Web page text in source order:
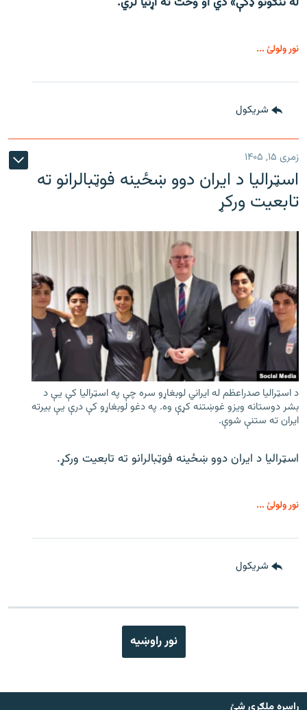
نور ولولئ ...
شريکول
زمری ۱۵, ۱۴۰۵
اسټرالیا د ایران دوو ښځینه فوټبالرانو ته
تابعیت ورکړ
د اسټرالیا صدراعظم له ایراني لوبغاړو سره چې په اسټرالیا کې يې د
بشر دوستانه ویزو غوښتنه کړې وه. په دغو لوبغاړو کې درې يې بیرته
ایران ته ستنې شوې.
اسټرالیا د ایران دوو ښځینه فوټبالرانو ته تابعیت ورکړ.
نور ولولئ ...
شريکول
نور راوښيه